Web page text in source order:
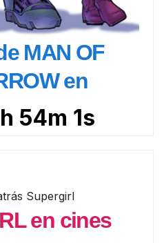
MAN OF
en
54m 0s
en cines